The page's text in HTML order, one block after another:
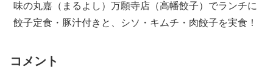
味の丸嘉（まるよし）万願寺店（高幡餃子）でランチに
餃子定食・豚汁付きと、シソ・キムチ・肉餃子を実食！
コメント